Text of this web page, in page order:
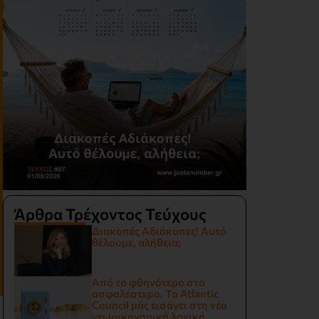
Άρθρα Τρέχοντος Τεύχους
Διακοπές Αδιάκοπες! Αυτό
θέλουμε, αλήθεια;
Από το φθηνότερο στο
ασφαλέστερο. Το Atlantic
Council μάς εισάγει στη νέα
γεωοικονομική λογική